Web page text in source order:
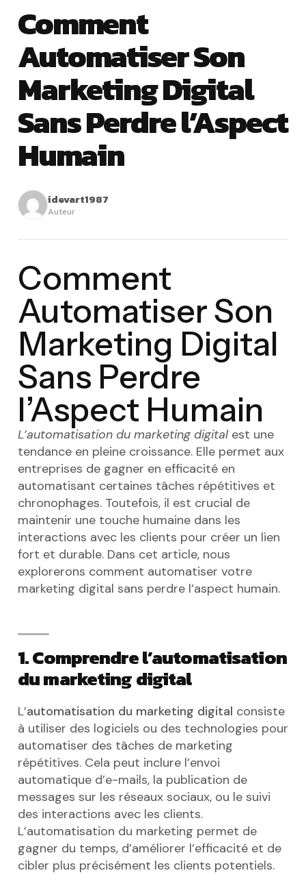
Comment
Automatiser Son
Marketing Digital
Sans Perdre l’Aspect
Humain
idevart1987
Auteur
Comment
Automatiser Son
Marketing Digital
Sans Perdre
l’Aspect Humain
L’automatisation du marketing digitalest une
tendance en pleine croissance. Elle permet aux
entreprises de gagner en efficacité en
automatisant certaines tâches répétitives et
chronophages. Toutefois, il est crucial de
maintenir une touche humaine dans les
interactions avec les clients pour créer un lien
fort et durable. Dans cet article, nous
explorerons comment automatiser votre
marketing digital sans perdre l’aspect humain.
1. Comprendre l’automatisation
du marketing digital
L’automatisation du marketing digital consiste
à utiliser des logiciels ou des technologies pour
automatiser des tâches de marketing
répétitives. Cela peut inclure l’envoi
automatique d’e-mails, la publication de
messages sur les réseaux sociaux, ou le suivi
des interactions avec les clients.
L’automatisation du marketing permet de
gagner du temps, d’améliorer l’efficacité et de
cibler plus précisément les clients potentiels.